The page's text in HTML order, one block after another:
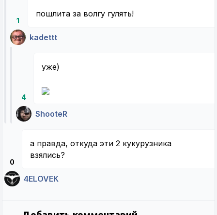
1
пошлита за волгу гулять!
kadettt
4
уже)
ShooteR
0
а правда, откуда эти 2 кукурузника
взялись?
4ELOVEK